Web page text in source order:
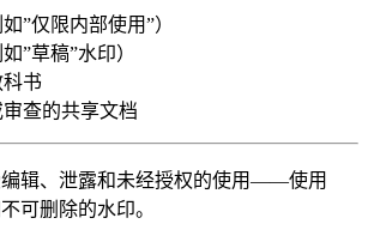
”仅限内部使用”）
”草稿”水印）
书
查的共享文档
编辑、泄露和未经授权的使用——使用
可删除的水印。